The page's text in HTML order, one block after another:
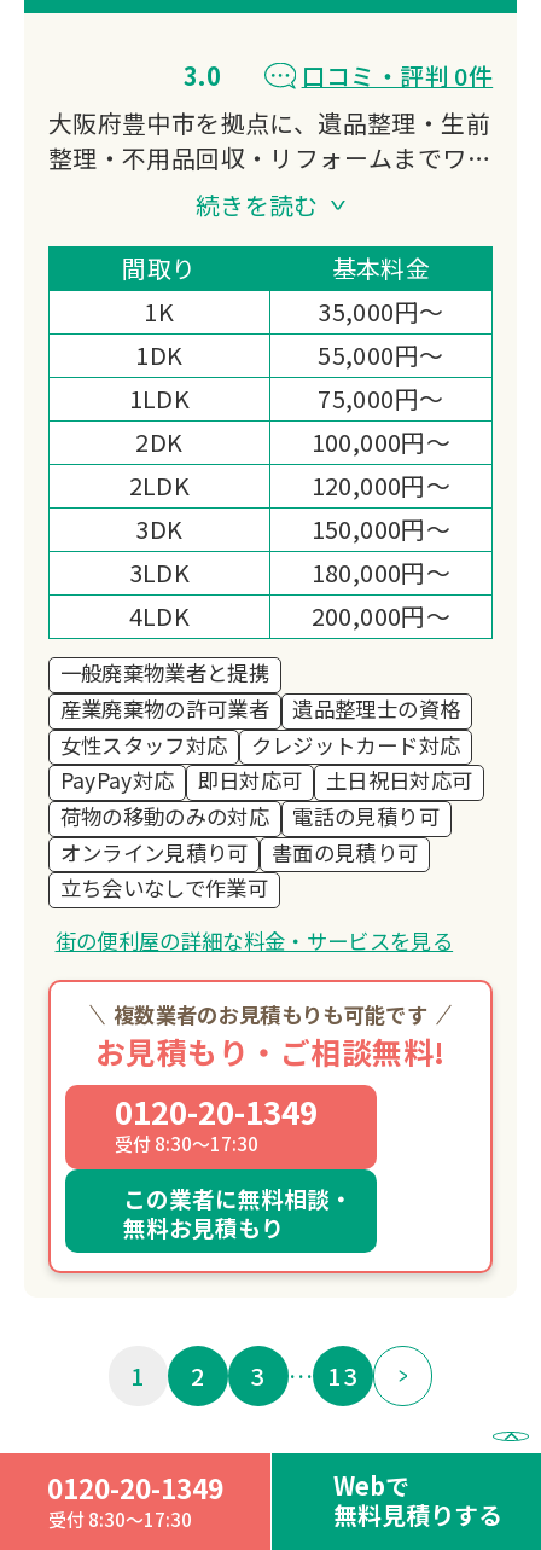
0120-20-1349
受付 8:30～17:30
Webで
無料見積りする
3.0
口コミ・評判 0件
大阪府豊中市を拠点に、遺品整理・生前
整理・不用品回収・リフォームまでワン
ストップで対応。
軽トラから2tトラックまで選べる積み放
題パックで追加料金の心配がありませ
ん。
買取対応や女性スタッフの配置など、柔
軟な対応が強みです。
続きを読む
間取り
基本料金
1K
35,000円～
1DK
55,000円～
1LDK
75,000円～
2DK
100,000円～
2LDK
120,000円～
3DK
150,000円～
3LDK
180,000円～
4LDK
200,000円～
一般廃棄物業者と提携
産業廃棄物の許可業者
遺品整理士の資格
女性スタッフ対応
クレジットカード対応
PayPay対応
即日対応可
土日祝日対応可
荷物の移動のみの対応
電話の見積り可
オンライン見積り可
書面の見積り可
立ち会いなしで作業可
街の便利屋の詳細な料金・サービスを見る
複数業者のお見積もりも可能です
お見積もり・ご相談無料!
0120-20-1349
受付 8:30～17:30
この業者に無料相談・
無料お見積もり
1 2 3 … 13
愛知県知多郡東浦町の遺品整